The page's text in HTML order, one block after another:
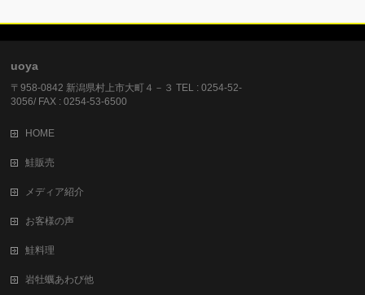
uoya
〒958-0842 新潟県村上市大町４－３ TEL : 0254-52-
3056/ FAX : 0254-53-6500
HOME
鮭販売
メディア紹介
お客様の声
鮭料理
岩牡蠣あわび他